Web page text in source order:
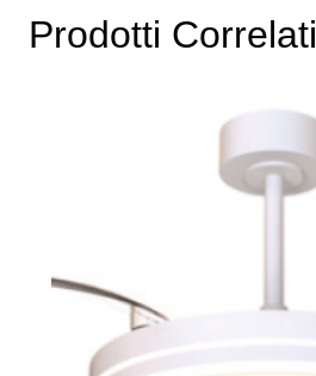
Prodotti Correlati